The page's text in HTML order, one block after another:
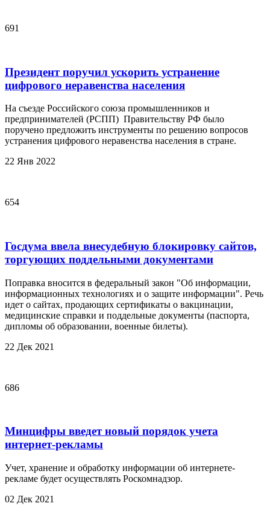
691
Президент поручил ускорить устранение
цифрового неравенства населения
На съезде Российского союза промышленников и
предпринимателей (РСПП) Правительству РФ было
поручено предложить инструменты по решению вопросов
устранения цифрового неравенства населения в стране.
22 Янв 2022
654
Госдума ввела внесудебную блокировку сайтов,
торгующих поддельными документами
Поправка вносится в федеральный закон "Об информации,
информационных технологиях и о защите информации". Речь
идет о сайтах, продающих сертификаты о вакцинации,
медицинские справки и поддельные документы (паспорта,
дипломы об образовании, военные билеты).
22 Дек 2021
686
Минцифры введет новый порядок учета
интернет-рекламы
Учет, хранение и обработку информации об интернете-
рекламе будет осуществлять Роскомнадзор.
02 Дек 2021